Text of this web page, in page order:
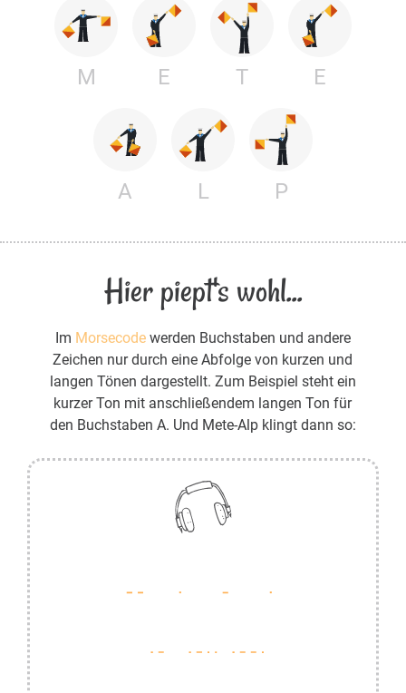
M E T E
A L P
Hier piept's wohl...
Im Morsecodewerden Buchstaben und andere
Zeichen nur durch eine Abfolge von kurzen und
langen Tönen dargestellt. Zum Beispiel steht ein
kurzer Ton mit anschließendem langen Ton für
den Buchstaben A. Und Mete-Alp klingt dann so: